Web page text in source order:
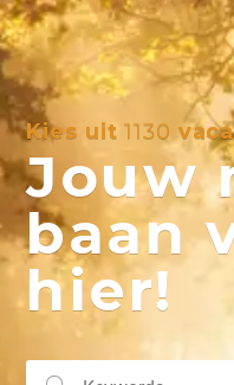
Kies uit1130
Jouw
baan
hier!